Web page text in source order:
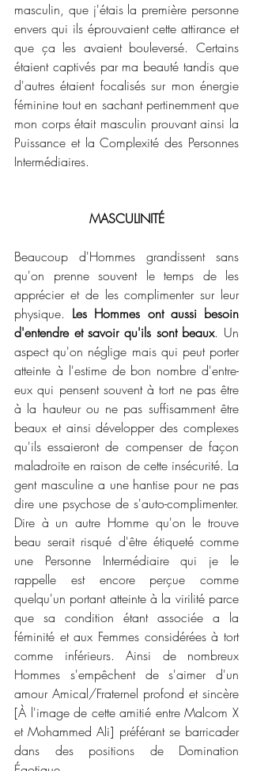
masculin, que j'étais la première personne
envers qui ils éprouvaient cette attirance et
que ça les avaient bouleversé. Certains
étaient captivés par ma beauté tandis que
d'autres étaient focalisés sur mon énergie
féminine tout en sachant pertinemment que
mon corps était masculin prouvant ainsi la
Puissance et la Complexité des Personnes
Intermédiaires.
MASCULINITÉ
Beaucoup d'Hommes grandissent sans
qu'on prenne souvent le temps de les
apprécier et de les complimenter sur leur
physique. Les Hommes ont aussi besoin
d'entendre et savoir qu'ils sont beaux. Un
aspect qu'on néglige mais qui peut porter
atteinte à l'estime de bon nombre d'entre-
eux qui pensent souvent à tort ne pas être
à la hauteur ou ne pas suffisamment être
beaux et ainsi développer des complexes
qu'ils essaieront de compenser de façon
maladroite en raison de cette insécurité. La
gent masculine a une hantise pour ne pas
dire une psychose de s'auto-complimenter.
Dire à un autre Homme qu'on le trouve
beau serait risqué d'être étiqueté comme
une Personne Intermédiaire qui je le
rappelle est encore perçue comme
quelqu'un portant atteinte à la virilité parce
que sa condition étant associée a la
féminité et aux Femmes considérées à tort
comme inférieurs. Ainsi de nombreux
Hommes s'empêchent de s'aimer d'un
amour Amical/Fraternel profond et sincère
[À l'image de cette amitié entre Malcom X
et Mohammed Ali] préférant se barricader
dans des positions de Domination